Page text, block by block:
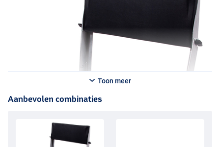
Toon meer
Aanbevolen combinaties